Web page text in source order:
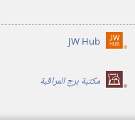
JW Hub (يفتح
جديدة) مكتبة برج المراقبة